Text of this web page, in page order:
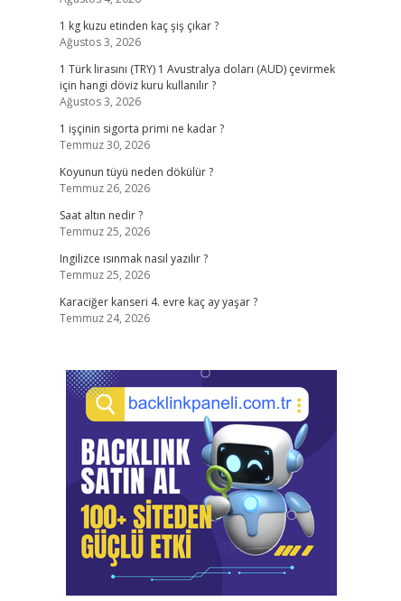
1 kg kuzu etinden kaç şiş çıkar ?
Ağustos 3, 2026
1 Türk lirasını (TRY) 1 Avustralya doları (AUD) çevirmek
için hangi döviz kuru kullanılır ?
Ağustos 3, 2026
1 işçinin sigorta primi ne kadar ?
Temmuz 30, 2026
Koyunun tüyü neden dökülür ?
Temmuz 26, 2026
Saat altın nedir ?
Temmuz 25, 2026
Ingilizce ısınmak nasıl yazılır ?
Temmuz 25, 2026
Karaciğer kanseri 4. evre kaç ay yaşar ?
Temmuz 24, 2026